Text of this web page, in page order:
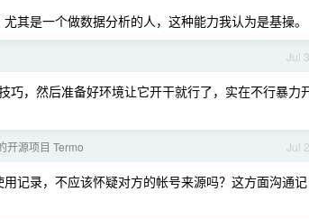
其是一个做数据分析的人，这种能力我认为是基操。
Jul 3
巧，然后准备好环境让它开干就行了，实在不行暴力
Jul 2
开源项目 Termo
记录，不应该怀疑对方的帐号来源吗？这方面沟通记